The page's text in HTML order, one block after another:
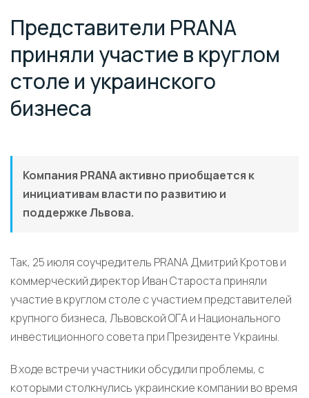
Представители PRANA
приняли участие в круглом
столе и украинского
бизнеса
Компания PRANA активно приобщается к
инициативам власти по развитию и
поддержке Львова.
Так, 25 июля соучредитель PRANA Дмитрий Кротов и
коммерческий директор Иван Староста приняли
участие в круглом столе с участием представителей
крупного бизнеса, Львовской ОГА и Национального
инвестиционного совета при Президенте Украины.
В ходе встречи участники обсудили проблемы, с
которыми столкнулись украинские компании во время